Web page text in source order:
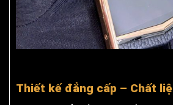
Thiết kế đẳng cấp – Chất